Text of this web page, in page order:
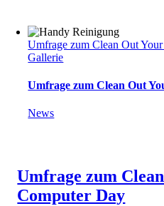
Umfrage zum Clean Out
Gallerie
Umfrage zum Clean Out
News
Umfrage zum
Computer Day